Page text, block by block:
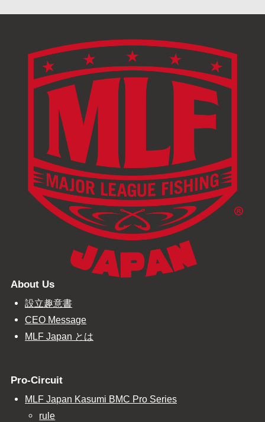
About Us
設立趣意書
CEO Message
MLF Japan とは
Pro-Circuit
MLF Japan Kasumi BMC Pro Series
rule